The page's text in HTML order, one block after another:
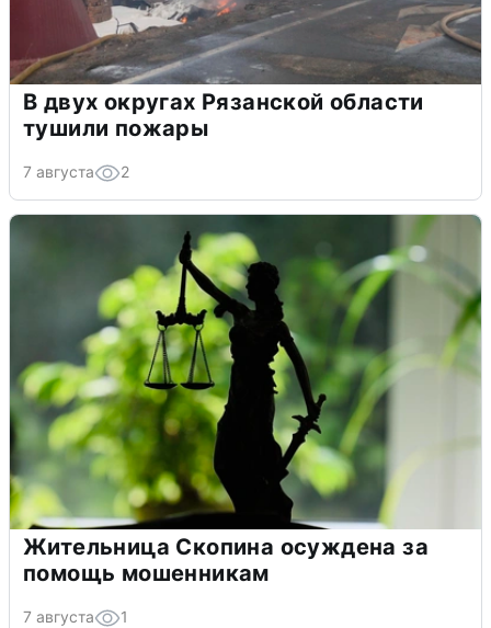
В двух округах Рязанской области
тушили пожары
7 августа 2
Жительница Скопина осуждена за
помощь мошенникам
7 августа 1